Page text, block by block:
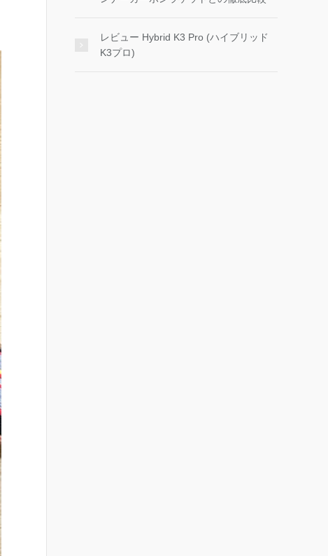
レビュー Hybrid K3 Pro (ハイブリッド
K3プロ)